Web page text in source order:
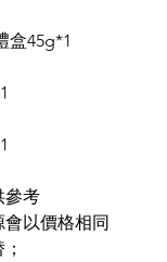
盒45g*1
參考
以價格相同